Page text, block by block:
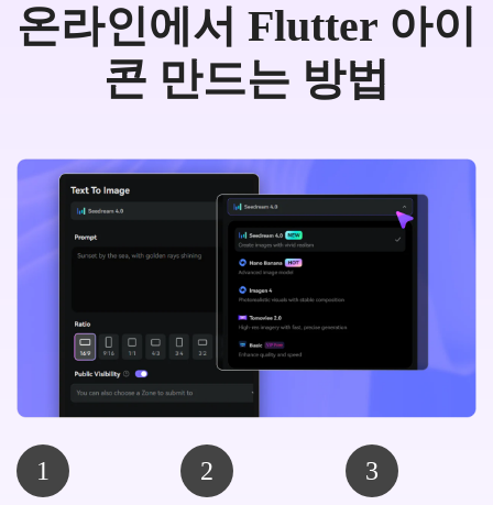
온라인에서 Flutter 아이
콘 만드는 방법
1 2 3